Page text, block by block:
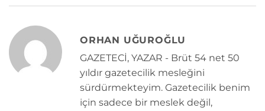
ORHAN UĞUROĞLU
GAZETECİ, YAZAR - Brüt 54 net 50
yıldır gazetecilik mesleğini
sürdürmekteyim. Gazetecilik benim
için sadece bir meslek değil,